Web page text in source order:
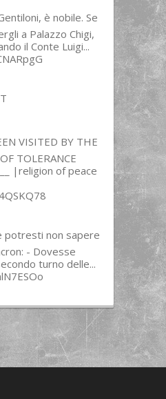
è nobile. Se
a Palazzo Chigi,
il Conte Luigi...
VISITED BY THE
TOLERANCE
|religion of peace
potresti non sapere
- Dovesse
turno delle...